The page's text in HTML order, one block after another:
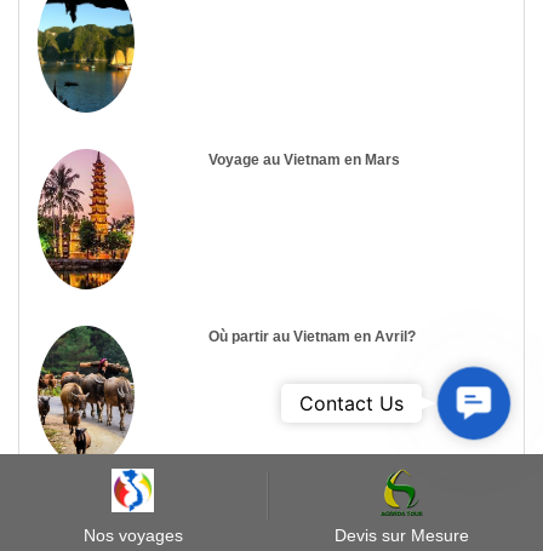
Voyage au Vietnam en Mars
Où partir au Vietnam en Avril?
Météo du Vietnam en Août
Nos voyages Devis sur Mesure
Contact
Us
Contact Us